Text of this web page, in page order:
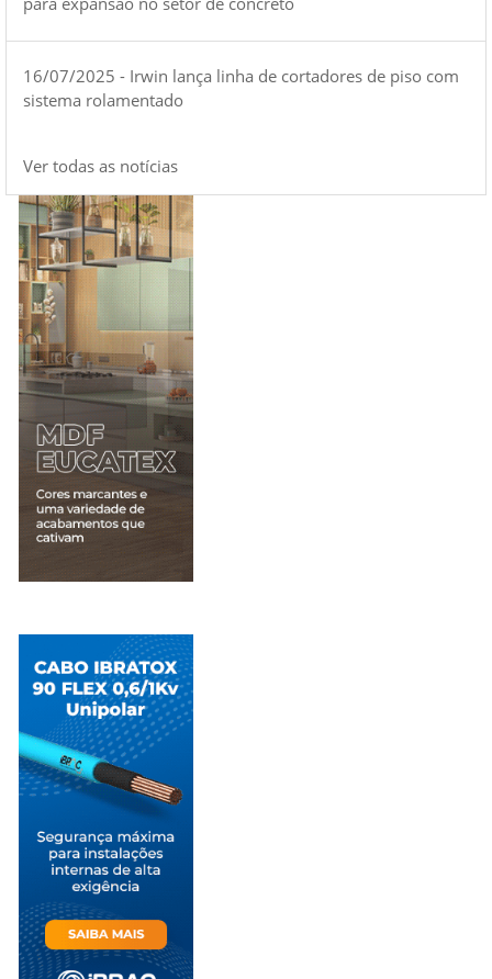
16/07/2025 - Irwin lança linha de cortadores de piso com
sistema rolamentado
Ver todas as notícias